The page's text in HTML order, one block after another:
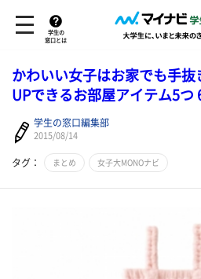
学生の
窓口とは
かわいい女子はお家でも手抜
UPできるお部屋アイテム5つ
学生の窓口編集部
2015/08/14
タグ： まとめ 女子大MONOナビ